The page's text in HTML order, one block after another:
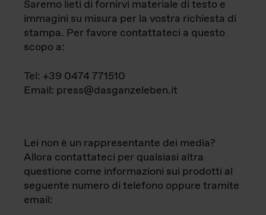
Saremo lieti di fornirvi materiale di testo e
immagini su misura per la vostra richiesta di
stampa. Per favore contattateci a questo
scopo a:
Tel: +39 0474 771510
Email: press@dasganzeleben.it
Lei non è un rappresentante dei media?
Allora contattateci per qualsiasi altra
questione come informazioni sui prodotti al
seguente numero di telefono oppure tramite
email: